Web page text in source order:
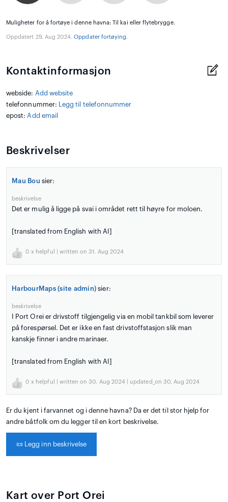
Muligheter for å fortøye i denne havna: Til kai eller flytebrygge.
Oppdatert 29. Aug 2024.Oppdater fortøying.
Kontaktinformasjon
webside: Add website
telefonnummer:
Legg til telefonnummer
epost: Add email
Beskrivelser
Mau Bou sier:
beskrivelse
Det er mulig å ligge på svai i området rett til høyre for moloen.
[translated from English with AI]
0 x helpful | written on 31. Aug 2024
HarbourMaps (site admin) sier:
beskrivelse
I Port Orei er drivstoff tilgjengelig via en mobil tankbil som leverer
på forespørsel. Det er ikke en fast drivstoffstasjon slik man
kanskje finner i andre marinaer.
[translated from English with AI]
0 x helpful | written on 30. Aug 2024 | updated_on 30. Aug 2024
Er du kjent i farvannet og i denne havna? Da er det til stor hjelp for
andre båtfolk om du legger til en kort beskrivelse.
📜 Legg inn beskrivelse
Kart over Port Orei